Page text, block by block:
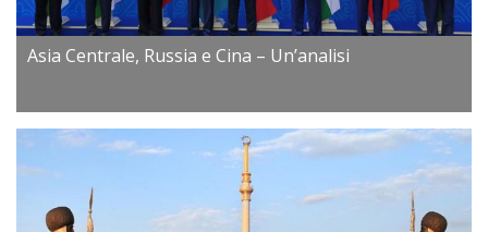
Asia Centrale, Russia e Cina – Un’analisi